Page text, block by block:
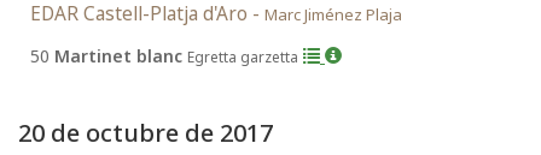
EDAR Castell-Platja d'Aro - Marc Jiménez Plaja
50 Martinet blanc Egretta garzetta
20 de octubre de 2017